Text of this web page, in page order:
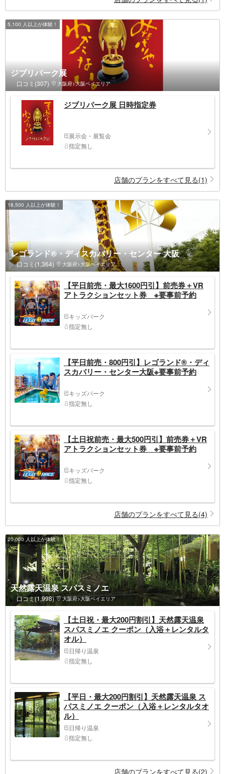
5,100 人以上が体験！
ジブリパーク展
口コミ(307) 大阪府>大阪ベイエリア
ジブリパーク展 日時指定券
展示会・展覧会
指定無し
店舗のプランをすべて見る(1)
18,500 人以上が体験！
レゴランド®・ディスカバリー・センター 大阪
口コミ(1,364) 大阪府>大阪ベイエリア
【平日前売・最大1600円引】前売券＋VR
アトラクションセット券 ※要事前予約
キッズパーク
指定無し
【平日前売・800円引】レゴランド®・ディ
スカバリー・センター大阪※要事前予約
キッズパーク
指定無し
【土日祝前売・最大500円引】前売券＋VR
アトラクションセット券 ※要事前予約
キッズパーク
指定無し
店舗のプランをすべて見る(4)
20,000 人以上が体験！
天然露天温泉 スパスミノエ
口コミ(1,998) 大阪府>大阪ベイエリア
【土日祝・最大200円割引】天然露天温泉
スパスミノエ クーポン（入浴＋レンタルタ
オル）
日帰り温泉
指定無し
【平日・最大200円割引】天然露天温泉 ス
パスミノエ クーポン（入浴＋レンタルタオ
ル）
日帰り温泉
指定無し
店舗のプランをすべて見る(2)